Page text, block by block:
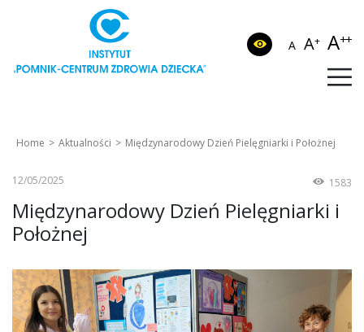
A A+ A++
Home Aktualności Międzynarodowy Dzień Pielęgniarki i Położnej
12/05/2025 1583
Międzynarodowy Dzień Pielęgniarki i
Położnej